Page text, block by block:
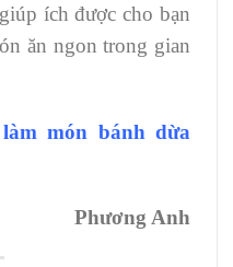
ích được cho bạn
ăn ngon trong gian
món bánh dừa
Phương Anh